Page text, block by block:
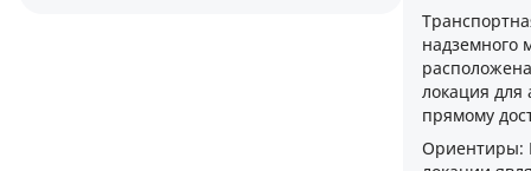
надземного
локация для
прямому
Ориентиры: